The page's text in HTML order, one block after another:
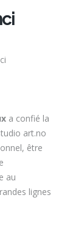
a confié la
art.no
être
au
lignes